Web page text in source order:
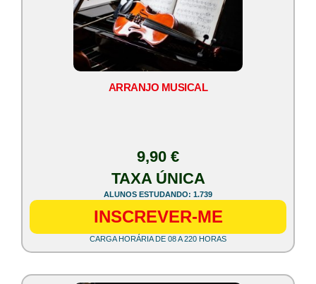
ARRANJO MUSICAL
9,90 €
TAXA ÚNICA
ALUNOS ESTUDANDO: 1.739
INSCREVER-ME
CARGA HORÁRIA DE 08 A 220 HORAS